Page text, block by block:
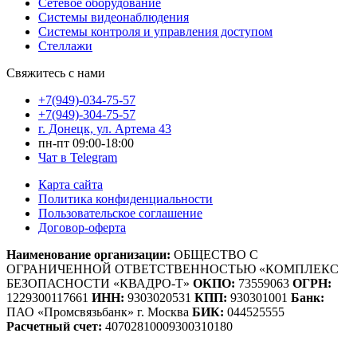
Системы видеонаблюдения
Системы контроля и управления доступом
Стеллажи
Свяжитесь с нами
+7(949)-034-75-57
+7(949)-304-75-57
г. Донецк, ул. Артема 43
пн-пт 09:00-18:00
Чат в Telegram
Карта сайта
Политика конфиденциальности
Пользовательское соглашение
Договор-оферта
Наименование организации: ОБЩЕСТВО С
ОГРАНИЧЕННОЙ ОТВЕТСТВЕННОСТЬЮ «КОМПЛЕКС
БЕЗОПАСНОСТИ «КВАДРО-Т» ОКПО: 73559063 ОГРН:
1229300117661 ИНН: 9303020531 КПП: 930301001 Банк:
ПАО «Промсвязьбанк» г. Москва БИК: 044525555
Расчетный счет: 40702810009300310180